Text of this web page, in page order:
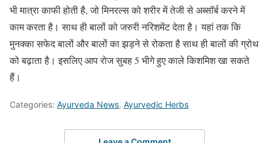
भी मात्रा काफी होती है, जो मिनरल्स को शरीर में तेजी से अब्सॉर्ब करने में
काम करता है। साथ ही बालों को जरुरी नरिशमेंट देता है। यहां तक कि
मुनक्का सफेद बालों और बालों का झड़ने से रोकता है साथ ही बालों की ग्रोथ
को बढ़ाता है। इसलिए आप रोज सुबह 5 भीगे हुए काले किशमिश खा सकते
हैं।
Categories: Ayurveda News, Ayurvedic Herbs